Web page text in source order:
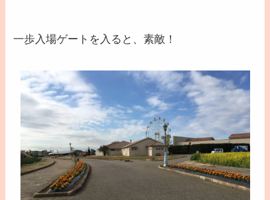
一歩入場ゲートを入ると、素敵！